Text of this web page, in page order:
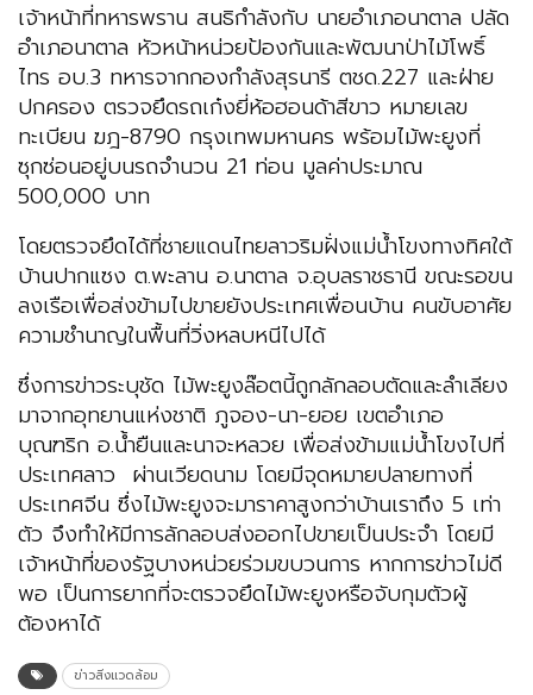
เจ้าหน้าที่ทหารพราน สนธิกำลังกับ นายอำเภอนาตาล ปลัด
อำเภอนาตาล หัวหน้าหน่วยป้องกันและพัฒนาป่าไม้โพธิ์
ไทร อบ.3 ทหารจากกองกำลังสุรนารี ตชด.227 และฝ่าย
ปกครอง ตรวจยึดรถเก๋งยี่ห้อฮอนด้าสีขาว หมายเลข
ทะเบียน ฆฎ-8790 กรุงเทพมหานคร พร้อมไม้พะยูงที่
ซุกซ่อนอยู่บนรถจำนวน 21 ท่อน มูลค่าประมาณ
500,000 บาท
โดยตรวจยึดได้ที่ชายแดนไทยลาวริมฝั่งแม่น้ำโขงทางทิศใต้
บ้านปากแซง ต.พะลาน อ.นาตาล จ.อุบลราชธานี ขณะรอขน
ลงเรือเพื่อส่งข้ามไปขายยังประเทศเพื่อนบ้าน คนขับอาศัย
ความชำนาญในพื้นที่วิ่งหลบหนีไปได้
ซึ่งการข่าวระบุชัด ไม้พะยูงล๊อตนี้ถูกลักลอบตัดและลำเลียง
มาจากอุทยานแห่งชาติ ภูจอง-นา-ยอย เขตอำเภอ
บุณฑริก อ.น้ำยืนและนาจะหลวย เพื่อส่งข้ามแม่น้ำโขงไปที่
ประเทศลาว ผ่านเวียดนาม โดยมีจุดหมายปลายทางที่
ประเทศจีน ซึ่งไม้พะยูงจะมาราคาสูงกว่าบ้านเราถึง 5 เท่า
ตัว จึงทำให้มีการลักลอบส่งออกไปขายเป็นประจำ โดยมี
เจ้าหน้าที่ของรัฐบางหน่วยร่วมขบวนการ หากการข่าวไม่ดี
พอ เป็นการยากที่จะตรวจยึดไม้พะยูงหรือจับกุมตัวผู้
ต้องหาได้
ข่าวสิ่งแวดล้อม